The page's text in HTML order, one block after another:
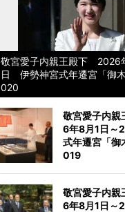
敬宮愛子内親王殿下 2026
日 伊勢神宮式年遷宮「御
020
敬宮愛子内
6年8月1日
式年遷宮「御
019
敬宮愛子内
6年8月1日